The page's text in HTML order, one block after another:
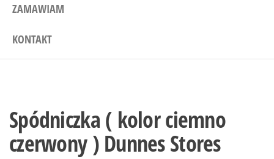
ZAMAWIAM
KONTAKT
Spódniczka ( kolor ciemno
czerwony ) Dunnes Stores